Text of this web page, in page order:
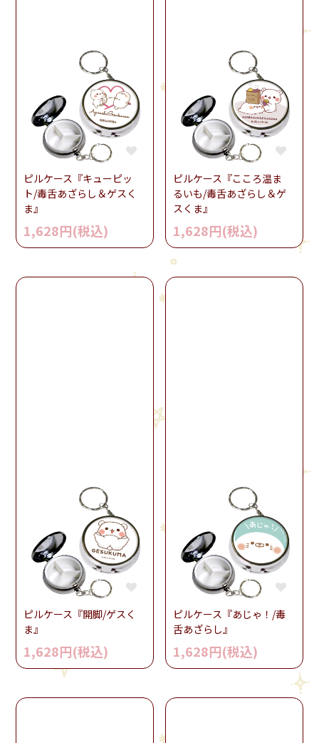
ピルケース『キューピッ
ト/毒舌あざらし＆ゲスく
ま』
1,628円(税込)
ピルケース『こころ温ま
るいも/毒舌あざらし＆ゲ
スくま』
1,628円(税込)
ピルケース『開脚/ゲスく
ま』
1,628円(税込)
ピルケース『あじゃ！/毒
舌あざらし』
1,628円(税込)